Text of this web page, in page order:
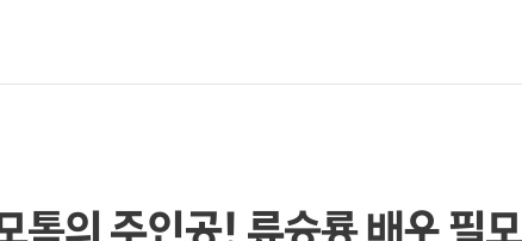
톡의 주인공! 류승룡 배우 필